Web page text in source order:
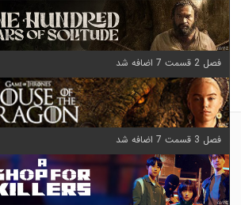
فصل 2 قسمت 7 اضافه شد
فصل 3 قسمت 7 اضافه شد